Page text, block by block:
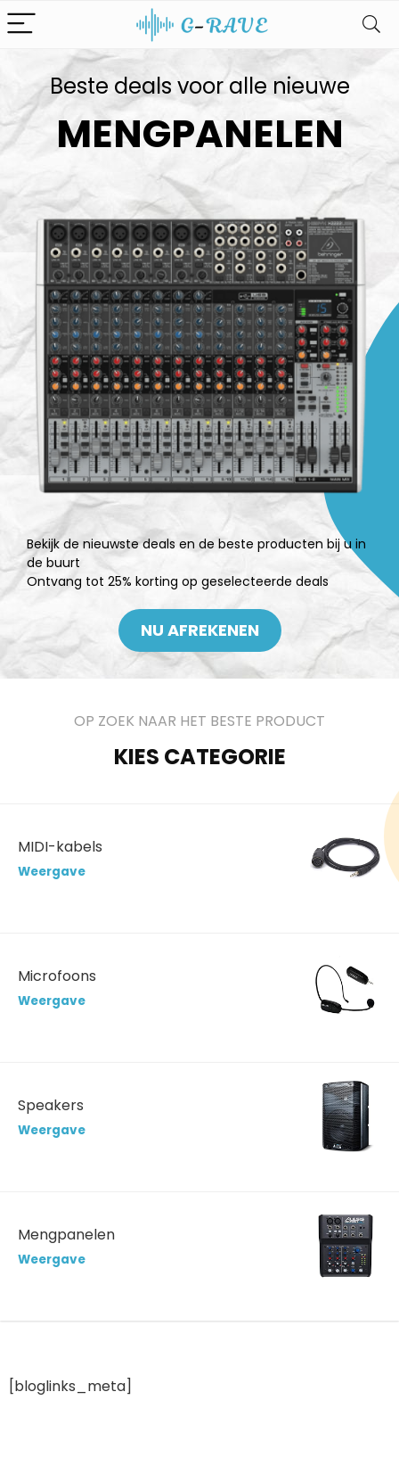
Beste deals voor alle nieuwe
MENGPANELEN
Bekijk de nieuwste deals en de beste producten bij u in
de buurt
Ontvang tot 25% korting op geselecteerde deals
NU AFREKENEN
OP ZOEK NAAR HET BESTE PRODUCT
KIES CATEGORIE
MIDI-kabels
Weergave
Microfoons
Weergave
Speakers
Weergave
Mengpanelen
Weergave
[bloglinks_meta]